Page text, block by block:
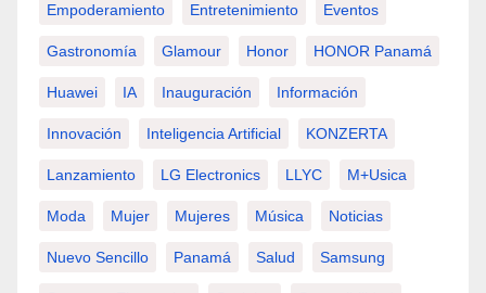
Empoderamiento Entretenimiento Eventos
Gastronomía Glamour Honor HONOR Panamá
Huawei IA Inauguración Información
Innovación Inteligencia Artificial KONZERTA
Lanzamiento LG Electronics LLYC M+usica
Moda Mujer Mujeres Música Noticias
Nuevo Sencillo Panamá Salud Samsung